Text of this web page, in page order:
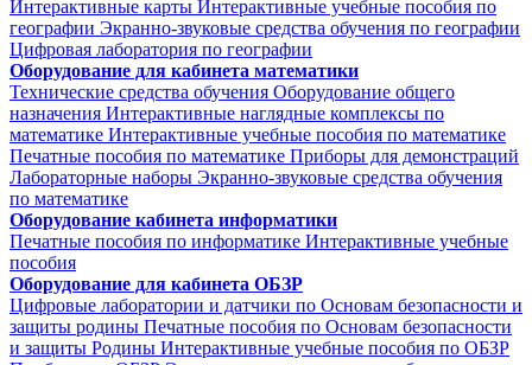
Интерактивные карты Интерактивные учебные пособия по
географии Экранно-звуковые средства обучения по географии
Цифровая лаборатория по географии
Оборудование для кабинета математики
Технические средства обучения Оборудование общего
назначения Интерактивные наглядные комплексы по
математике Интерактивные учебные пособия по математике
Печатные пособия по математике Приборы для демонстраций
Лабораторные наборы Экранно-звуковые средства обучения
по математике
Оборудование кабинета информатики
Печатные пособия по информатике Интерактивные учебные
пособия
Оборудование для кабинета ОБЗР
Цифровые лаборатории и датчики по Основам безопасности и
защиты родины Печатные пособия по Основам безопасности
и защиты Родины Интерактивные учебные пособия по ОБЗР